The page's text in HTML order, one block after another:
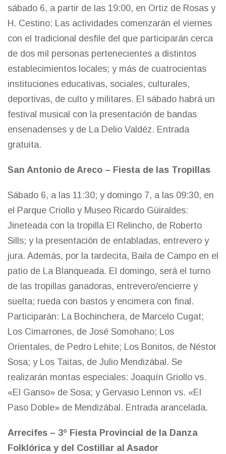
sábado 6, a partir de las 19:00, en Ortiz de Rosas y
H. Cestino: Las actividades comenzarán el viernes
con el tradicional desfile del que participarán cerca
de dos mil personas pertenecientes a distintos
establecimientos locales; y más de cuatrocientas
instituciones educativas, sociales, culturales,
deportivas, de culto y militares. El sábado habrá un
festival musical con la presentación de bandas
ensenadenses y de La Delio Valdéz. Entrada
gratuita.
San Antonio de Areco – Fiesta de las Tropillas
Sábado 6, a las 11:30; y domingo 7, a las 09:30, en
el Parque Criollo y Museo Ricardo Güiraldes:
Jineteada con la tropilla El Relincho, de Roberto
Sills; y la presentación de entabladas, entrevero y
jura. Además, por la tardecita, Baila de Campo en el
patio de La Blanqueada. El domingo, será el turno
de las tropillas ganadoras, entrevero/encierre y
suelta; rueda con bastos y encimera con final.
Participarán: La Bochinchera, de Marcelo Cugat;
Los Cimarrones, de José Somohano; Los
Orientales, de Pedro Lehite; Los Bonitos, de Néstor
Sosa; y Los Taitas, de Julio Mendizábal. Se
realizarán montas especiales: Joaquín Griollo vs.
«El Ganso» de Sosa; y Gervasio Lennon vs. «El
Paso Doble» de Mendizábal. Entrada arancelada.
Arrecifes – 3º Fiesta Provincial de la Danza
Folklórica y del Costillar al Asador